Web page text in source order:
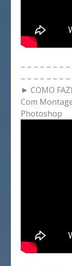
– – – – – – –
– – – – – – –
► COMO
Com
Photoshop